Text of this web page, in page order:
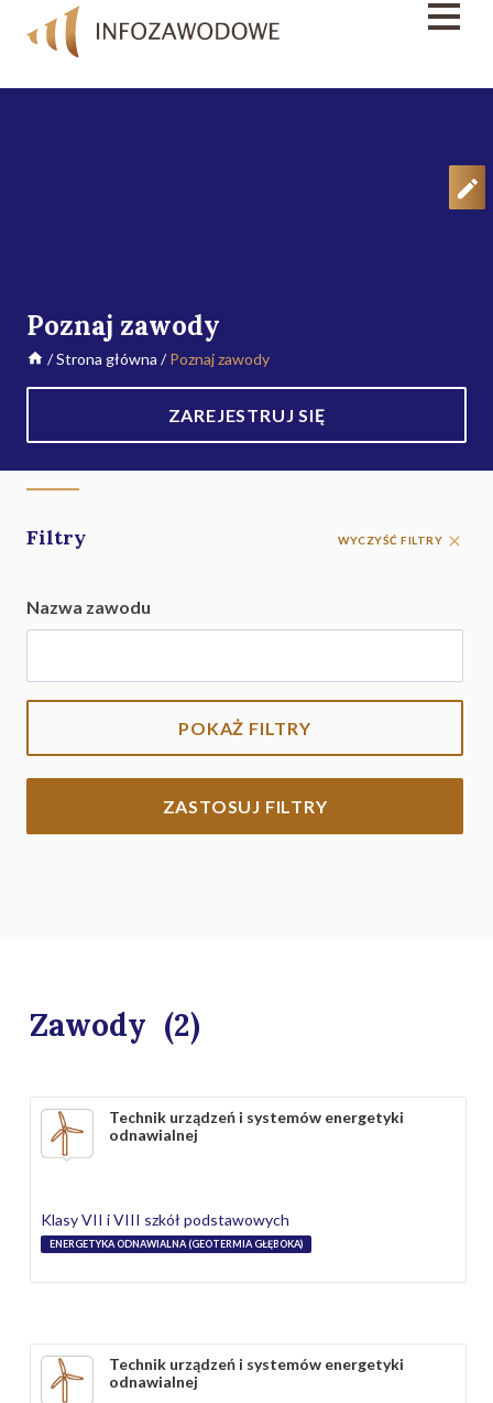
Poznaj zawody
/Strona główna /Poznaj zawody
ZAREJESTRUJ SIĘ
Filtry WYCZYŚĆ FILTRY
Nazwa zawodu
POKAŻ FILTRY
ZASTOSUJ FILTRY
Zawody (2)
Technik urządzeń i systemów energetyki
odnawialnej
Klasy VII i VIII szkół podstawowych
ENERGETYKA ODNAWIALNA (GEOTERMIA GŁĘBOKA)
Technik urządzeń i systemów energetyki
odnawialnej